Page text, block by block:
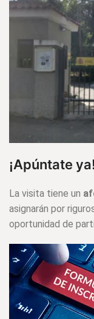
¡Apúntate ya!
La visita tiene un
asignarán por
oportunidad de